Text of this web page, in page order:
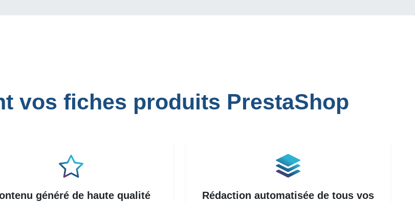
vos fiches produits PrestaShop
généré de haute qualité
Rédaction automatisée de tous vos